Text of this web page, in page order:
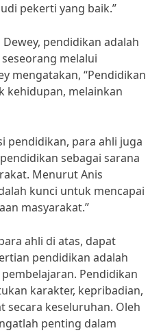
pekerti yang baik.”
pendidikan adalah
melalui
mengatakan, “Pendidikan
kehidupan, melainkan
pendidikan, para ahli juga
sebagai sarana
Menurut Anis
kunci untuk mencapai
masyarakat.”
ahli di atas, dapat
pendidikan adalah
Pendidikan
karakter, kepribadian,
secara keseluruhan. Oleh
penting dalam